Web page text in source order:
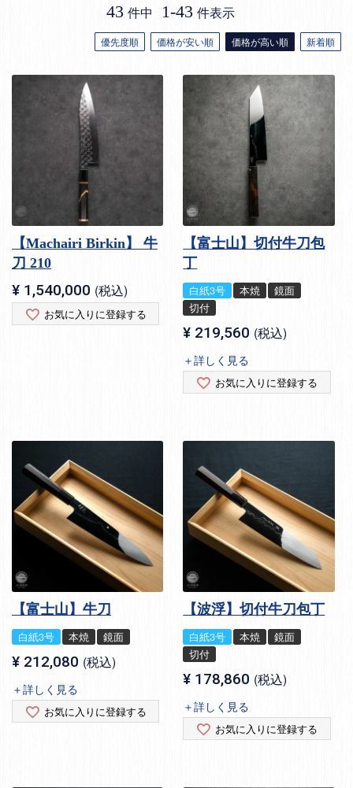
優先度順 価格が安い順 価格が高い順 新着順
43 件中 1-43 件表示
【Machairi Birkin】 牛
刀 210
¥ 1,540,000 税込
お気に入りに登録する
【富士山】切付牛刀包
丁
白紙3号 本焼
鏡面
切付
¥ 219,560 税込
＋詳しく見る
お気に入りに登録する
【富士山】牛刀
白紙3号 本焼 鏡面
¥ 212,080 税込
＋詳しく見る
お気に入りに登録する
【波浮】切付牛刀包丁
白紙3号 本焼
鏡面
切付
¥ 178,860 税込
＋詳しく見る
お気に入りに登録する